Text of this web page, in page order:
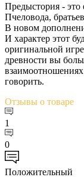
Предыстория - это
Пчеловода,
В новом
И характер этот
оригинальной
древности вы
говорить.
Отзывы о товаре
1
0
Положительный